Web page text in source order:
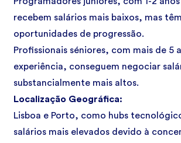
recebem salários mais baixos, mas
oportunidades de progressão.
Profissionais séniores, com mais de 5
experiência, conseguem negociar
substancialmente mais altos.
Localização Geográfica:
Lisboa e Porto, como hubs
salários mais elevados devido à